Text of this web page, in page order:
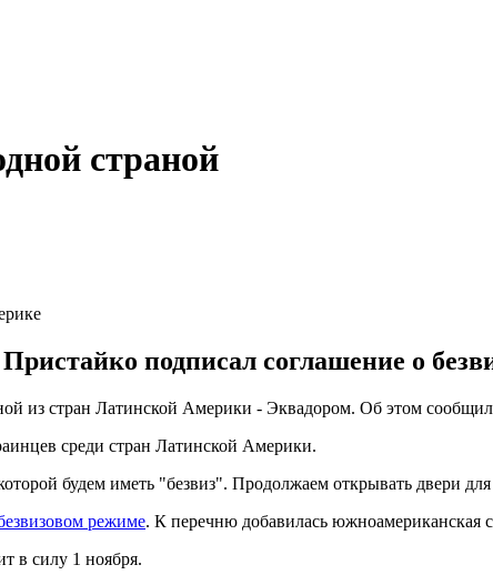
страной
подписал соглашение о
из стран Латинской Америки - Эквадором. Об этом
среди стран Латинской Америки.
будем иметь "безвиз". Продолжаем открывать двери
режиме. К перечню добавилась южноамериканская
в силу 1 ноября.